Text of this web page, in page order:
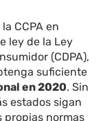
CCPA en
ley de la Ley
(CDPA),
suficiente
en 2020. Sin
estados sigan
propias normas